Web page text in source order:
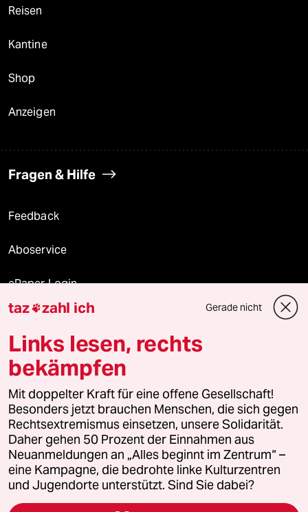
Reisen
Kantine
Shop
Anzeigen
Fragen & Hilfe
Feedback
Aboservice
ePaper Login
Downloads für Abonnierende
© 2026 taz Verlags und Vertriebs GmbH
Alle Rechte vorbehalten. Bei rechtlichen Fragen oder für Genehmigungen
wenden Sie sich bitte an
lizenzen@taz.de
Feedback Redaktionsstatut Kommune-Richtlinien
Leitlinie Informant Datenschutz Impressum AGB
taz zahl ich Gerade nicht
Links lesen, rechts
bekämpfen
Mit doppelter Kraft für eine offene Gesellschaft!
Besonders jetzt brauchen Menschen, die sich gegen
Rechtsextremismus einsetzen, unsere Solidarität.
Daher gehen 50 Prozent der Einnahmen aus
Neuanmeldungen an „Alles beginnt im Zentrum“ –
eine Kampagne, die bedrohte linke Kulturzentren
und Jugendorte unterstützt. Sind Sie dabei?